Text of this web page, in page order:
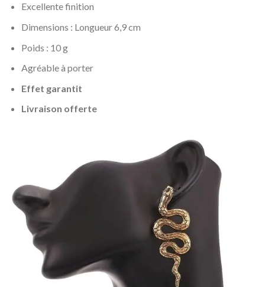
Excellente finition
Dimensions : Longueur 6,9 cm
Poids : 10 g
Agréable à porter
Effet garantit
Livraison offerte